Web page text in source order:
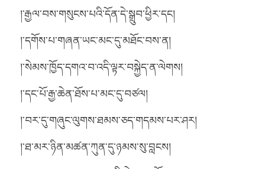
།་རྒྱལ་བས་གསུངས་པའི་དོན་དེ་སྒྲུབ་ཕྱིར་དང།
།་དགོས་པ་གཞན་ཡང་མང་དུ་མཐོང་བས་ན།
།་སེམས་ཁྱོད་དགའ་བ་འདི་ལྟར་བསྐྱེད་ན་ལེགས།
།་དང་པོ་རྒྱ་ཆེན་ཐོས་པ་མང་དུ་བཙལ།
།་བར་དུ་གཞུང་ལུགས་ཐམས་ཅད་གདམས་པར་ཤར།
།་ཐ་མར་ཉིན་མཚན་ཀུན་དུ་ཉམས་སུ་བླངས།